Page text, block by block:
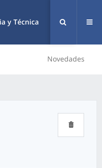
y Técnica
Novedades